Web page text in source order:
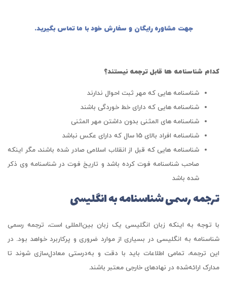
جهت مشاوره رایگان و سفارش خود با ما تماس بگیرید.
کدام شناسنامه ها قابل ترجمه نیستند؟
شناسنامه هایی که مهر ثبت احوال ندارند
شناسنامه هایی که دارای خط خوردگی باشند
شناسنامه های المثنی بدون داشتن مهر المثنی
شناسنامه افراد بالای 15 سال که دارای عکس نباشد
شناسنامه هایی که قبل از انقلاب اسلامی صادر شده باشند، مگر اینکه
صاحب شناسنامه فوت کرده باشد و تاریخ فوت در شناسنامه وی ذکر
شده باشد
ترجمه رسمی شناسنامه به انگلیسی
با توجه به اینکه زبان انگلیسی یک زبان بین‌المللی است، ترجمه رسمی
شناسنامه به انگلیسی در بسیاری از موارد ضروری و پرکاربرد خواهد بود. در
این ترجمه، تمامی اطلاعات باید با دقت و به‌درستی معادل‌سازی شوند تا
مدارک ارائه‌شده در نهادهای خارجی معتبر باشند.